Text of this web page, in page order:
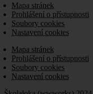
Mapa stránek
Prohlášení o přístupnosti
Soubory cookies
Nastavení cookies
Mapa stránek
Prohlášení o přístupnosti
Soubory cookies
Nastavení cookies